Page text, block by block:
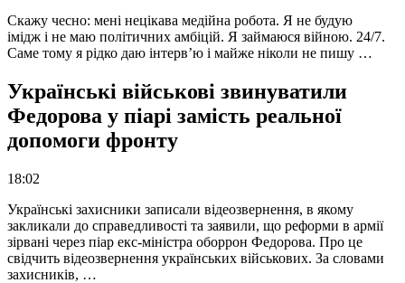
Скажу чесно: мені нецікава медійна робота. Я не будую
імідж і не маю політичних амбіцій. Я займаюся війною. 24/7.
Саме тому я рідко даю інтерв’ю і майже ніколи не пишу …
Українські військові звинуватили
Федорова у піарі замість реальної
допомоги фронту
18:02
Українські захисники записали відеозвернення, в якому
закликали до справедливості та заявили, що реформи в армії
зірвані через піар екс-міністра оборрон Федорова. Про це
свідчить відеозвернення українських військових. За словами
захисників, …